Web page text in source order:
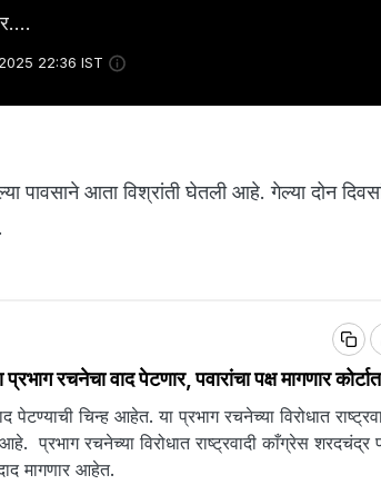
22:36 IST
पावसाने आता विश्रांती घेतली आहे. गेल्या दोन
रचनेचा वाद पेटणार, पवारांचा पक्ष मागणार
पेटण्याची चिन्ह आहेत. या प्रभाग रचनेच्या विरोधात
प्रभाग रचनेच्या विरोधात राष्ट्रवादी काँग्रेस शरदचंद्र
मागणार आहेत.